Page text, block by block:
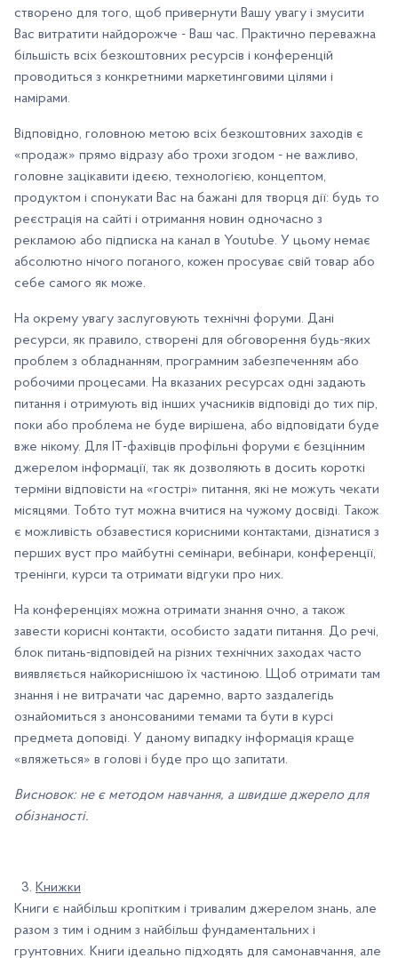
створено для того, щоб привернути Вашу увагу і змусити
Вас витратити найдорожче - Ваш час. Практично переважна
більшість всіх безкоштовних ресурсів і конференцій
проводиться з конкретними маркетинговими цілями і
намірами.
Відповідно, головною метою всіх безкоштовних заходів є
«продаж» прямо відразу або трохи згодом - не важливо,
головне зацікавити ідеєю, технологією, концептом,
продуктом і спонукати Вас на бажані для творця дії: будь то
реєстрація на сайті і отримання новин одночасно з
рекламою або підписка на канал в Youtube. У цьому немає
абсолютно нічого поганого, кожен просуває свій товар або
себе самого як може.
На окрему увагу заслуговують технічні форуми. Дані
ресурси, як правило, створені для обговорення будь-яких
проблем з обладнанням, програмним забезпеченням або
робочими процесами. На вказаних ресурсах одні задають
питання і отримують від інших учасників відповіді до тих пір,
поки або проблема не буде вирішена, або відповідати буде
вже нікому. Для ІТ-фахівців профільні форуми є безцінним
джерелом інформації, так як дозволяють в досить короткі
терміни відповісти на «гострі» питання, які не можуть чекати
місяцями. Тобто тут можна вчитися на чужому досвіді. Також
є можливість обзавестися корисними контактами, дізнатися з
перших вуст про майбутні семінари, вебінари, конференції,
тренінги, курси та отримати відгуки про них.
На конференціях можна отримати знання очно, а також
завести корисні контакти, особисто задати питання. До речі,
блок питань-відповідей на різних технічних заходах часто
виявляється найкориснішою їх частиною. Щоб отримати там
знання і не витрачати час даремно, варто заздалегідь
ознайомиться з анонсованими темами та бути в курсі
предмета доповіді. У даному випадку інформація краще
«вляжеться» в голові і буде про що запитати.
Висновок: не є методом навчання, а швидше джерело для
обізнаності.
Книжки
Книги є найбільш кропітким і тривалим джерелом знань, але
разом з тим і одним з найбільш фундаментальних і
грунтовних. Книги ідеально підходять для самонавчання, але